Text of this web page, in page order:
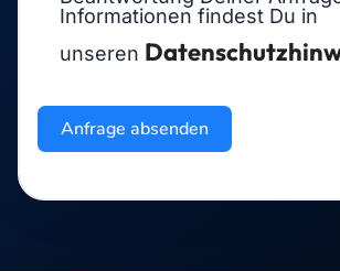
Informationen findest Du in
unseren
Anfrage absenden